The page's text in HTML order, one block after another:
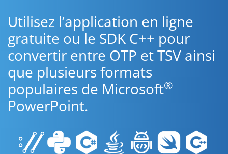
Utilisez l’application en ligne
gratuite ou le SDK C++ pour
convertir entre OTP et TSV ainsi
que plusieurs formats
populaires de Microsoft®
PowerPoint.